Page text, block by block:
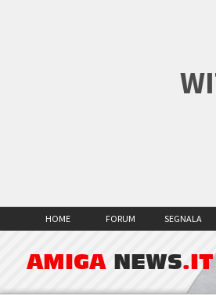
HOME FORUM SEGNALA
AMIGA NEWS.IT